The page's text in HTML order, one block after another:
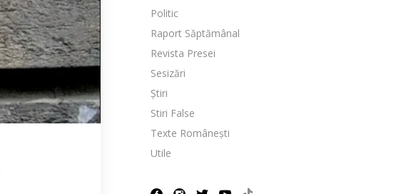
Politic
Raport Săptămânal
Revista Presei
Sesizări
Știri
Stiri False
Texte Românești
Utile